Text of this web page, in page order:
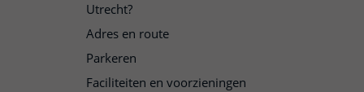
Utrecht?
Adres en route
Parkeren
Faciliteiten en voorzieningen